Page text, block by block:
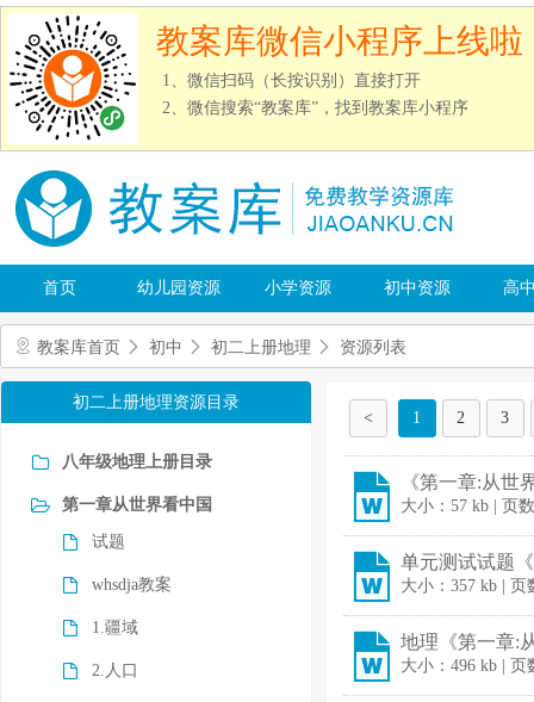
教案库微信小程序上线啦
1、微信扫码（长按识别）直接打开
2、微信搜索“教案库”，找到教案库小程序
首页 幼儿园资源 小学资源 初中资源 高
教案库首页 初中 初二上册地理 资源列表
初二上册地理资源目录
八年级地理上册目录
第一章从世界看中国
试题
whsdja教案
1.疆域
2.人口
< 1 2 3
《第一章:从世
大小：57 kb | 页
单元测试试题
大小：357 kb | 页
地理《第一章:
大小：496 kb | 页